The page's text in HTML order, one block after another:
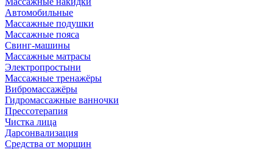
Автомобильные
Массажные подушки
Массажные пояса
Свинг-машины
Массажные матрасы
Электропростыни
Массажные тренажёры
Вибромассажёры
Гидромассажные ванночки
Прессотерапия
Чистка лица
Дарсонвализация
Средства от морщин